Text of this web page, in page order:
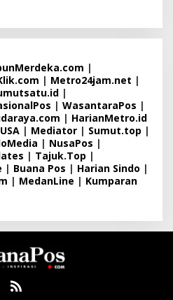
|
| Metro24jam.net |
|
| WasantaraPos |
| HarianMetro.id
| Mediator | Sumut.top |
| NusaPos |
| Tajuk.Top |
| Buana Pos | Harian Sindo |
| MedanLine | Kumparan